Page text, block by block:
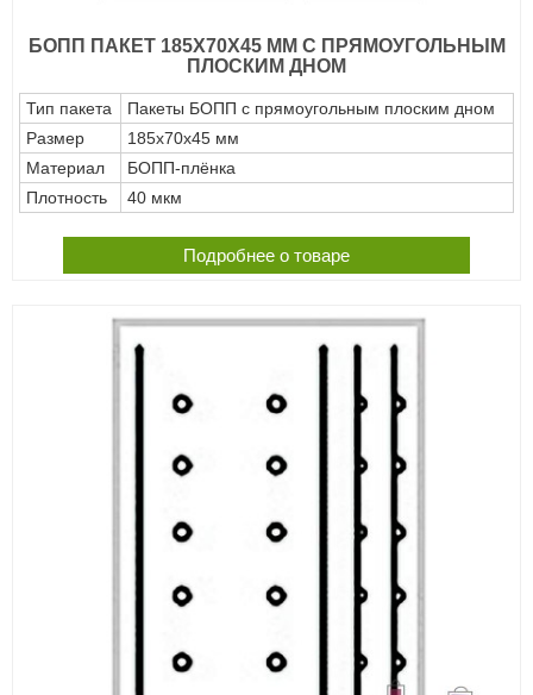
БОПП ПАКЕТ 185Х70Х45 ММ С ПРЯМОУГОЛЬНЫМ
ПЛОСКИМ ДНОМ
Тип пакета
Пакеты БОПП с прямоугольным плоским дном
Размер
185х70х45 мм
Материал
БОПП-плёнка
Плотность
40 мкм
Подробнее о товаре